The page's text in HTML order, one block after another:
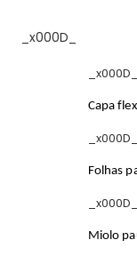
_x000D_
_x000D_
Capa
_x000D_
Folhas
_x000D_
Miolo